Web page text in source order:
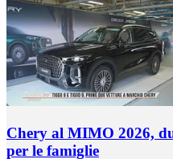
Chery al MIMO 2026,
per le famiglie